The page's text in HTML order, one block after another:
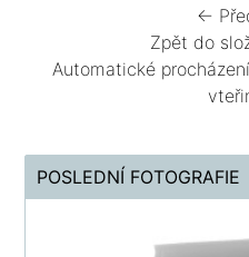
←
Zpět do
Automatické
POSLEDNÍ FOTOGRAFIE